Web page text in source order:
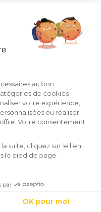
en toute
à son
sont
ses progrès de
renforce la
au bon
de cookies
votre expérience,
ou réaliser
Votre consentement
suite, cliquez sur le lien
le pied de page.
par
OK pour moi